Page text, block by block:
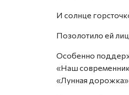
И солнце
Позолотило ей
Особенно
«Наш
«Лунная